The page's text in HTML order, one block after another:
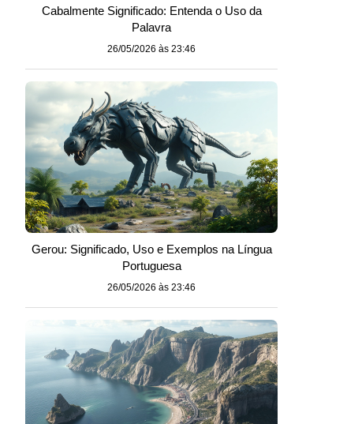
Cabalmente Significado: Entenda o Uso da
Palavra
26/05/2026 às 23:46
Gerou: Significado, Uso e Exemplos na Língua
Portuguesa
26/05/2026 às 23:46